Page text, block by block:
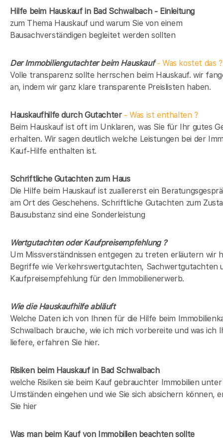
Hilfe beim Hauskauf in Bad Schwalbach - Einleitung
zum Thema Hauskauf und warum Sie von einem
Bausachverständigen begleitet werden sollten
Der Immobiliengutachter beim Hauskauf- Was kostet das ?
Volle transparenz sollte herrschen beim Hauskauf. wir
an, indem wir ganz klare transparente Preislisten haben.
Hauskaufhilfe durch Gutachter- Was ist enthalten ?
Beim Hauskauf ist oft im Unklaren, was Sie für Ihr gutes
erhalten. Wir sagen deutlich welche Leistungen bei der
Kauf-Hilfe enthalten ist.
Schriftliche Gutachten zum Haus
Die Hilfe beim Hauskauf ist zuallererst ein
am Ort des Geschehens. Schriftliche Gutachten zum
Bausubstanz sind eine Sonderleistung
Wertgutachten oder Kaufpreisempfehlung ?
Um Missverständnissen entgegen zu treten erläutern wir
Begriffe wie Verkehrswertgutachten, Sachwertgutachten
Kaufpreisempfehlung für den Immobilienerwerb.
Wie die Hauskaufhilfe abläuft
Welche Daten ich von Ihnen für die Hilfe beim
Schwalbach brauche, wie ich mich vorbereite und was ich
liefere, erfahren Sie hier.
Risiken beim Hauskaufin Bad Schwalbach
welche Risiken sie beim Kauf gebrauchter Immobilien unter
Umständen eingehen und wie Sie sich absichern können,
Sie hier
Was man beim Kauf von Immobilien beachten sollte